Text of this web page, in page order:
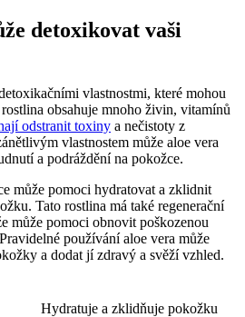
detoxikovat vaši
vlastnostmi, které mohou
obsahuje mnoho živin, vitamínů
odstranit toxiny a nečistoty z
vlastnostem může aloe vera
a podráždění na pokožce.
může pomoci hydratovat a zklidnit
Tato rostlina má také regenerační
může pomoci obnovit poškozenou
používání aloe vera může
a dodat jí zdravý a svěží vzhled.
Hydratuje a zklidňuje pokožku